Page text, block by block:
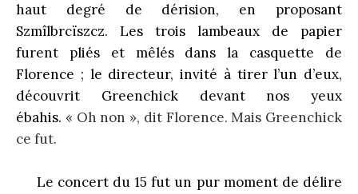
haut degré de dérision, en proposant
Szmîlbrcïszcz. Les trois lambeaux de papier
furent pliés et mêlés dans la casquette de
Florence ; le directeur, invité à tirer l’un d’eux,
découvrit Greenchick devant nos yeux
ébahis. « Oh non », dit Florence. Mais Greenchick
ce fut.
Le concert du 15 fut un pur moment de délire